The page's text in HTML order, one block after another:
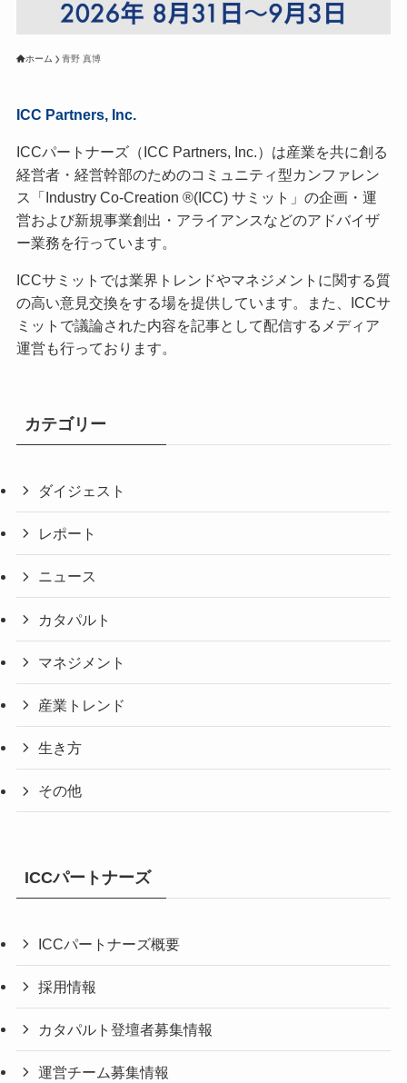
ホーム 青野 真博
ICC Partners, Inc.
ICCパートナーズ（ICC Partners, Inc.）は産業を共に創る
経営者・経営幹部のためのコミュニティ型カンファレン
ス「Industry Co-Creation ®(ICC) サミット」の企画・運
営および新規事業創出・アライアンスなどのアドバイザ
ー業務を行っています。
ICCサミットでは業界トレンドやマネジメントに関する質
の高い意見交換をする場を提供しています。また、ICCサ
ミットで議論された内容を記事として配信するメディア
運営も行っております。
カテゴリー
ダイジェスト
レポート
ニュース
カタパルト
マネジメント
産業トレンド
生き方
その他
ICCパートナーズ
ICCパートナーズ概要
採用情報
カタパルト登壇者募集情報
運営チーム募集情報